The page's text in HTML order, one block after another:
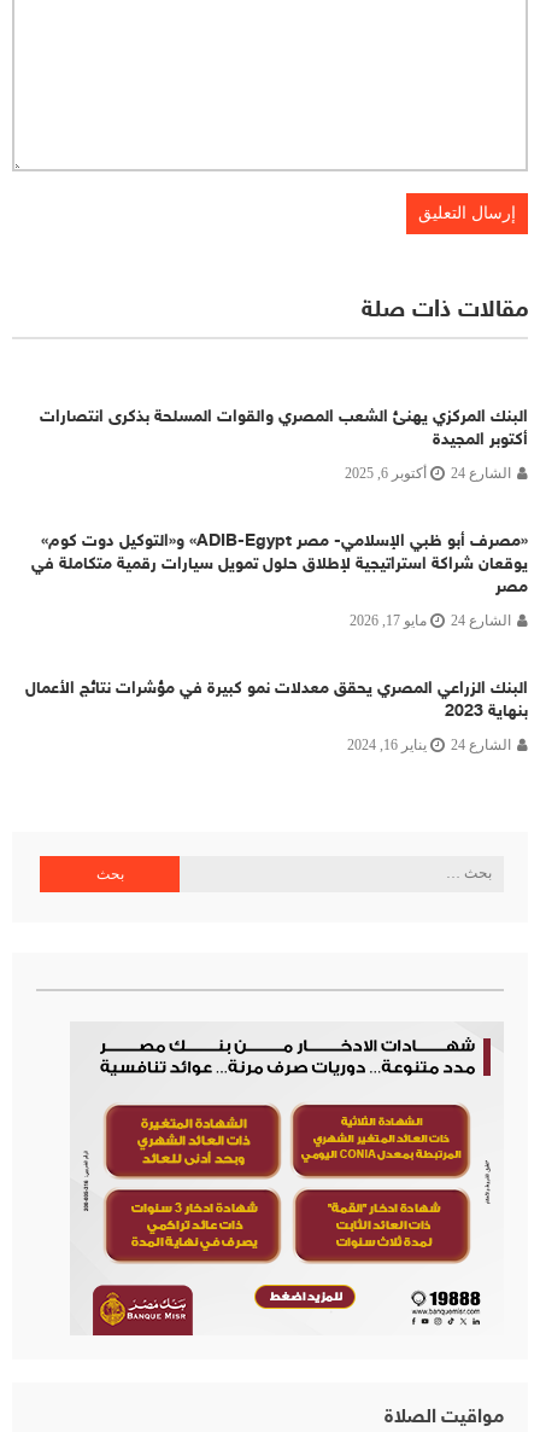
مقالات ذات صلة
البنك المركزي يهنئ الشعب المصري والقوات المسلحة بذكرى انتصارات
أكتوبر المجيدة
الشارع 24 أكتوبر 6, 2025
«مصرف أبو ظبي الإسلامي- مصر ADIB-Egypt» و«التوكيل دوت كوم»
يوقعان شراكة استراتيجية لإطلاق حلول تمويل سيارات رقمية متكاملة في
مصر
الشارع 24 مايو 17, 2026
البنك الزراعي المصري يحقق معدلات نمو كبيرة في مؤشرات نتائج الأعمال
بنهاية 2023
الشارع 24 يناير 16, 2024
البحث
مواقيت الصلاة